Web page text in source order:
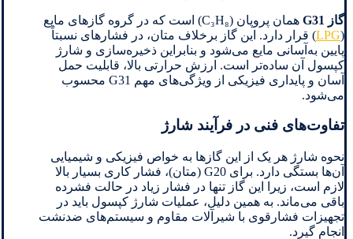
گاز G31
همان پروپان (C₃H₈) است که در گروه گازهای مایع
(
LPG) قرار دارد. این گاز برخلاف متان، در فشارهای نسبتاً
پایین به‌آسانی مایع می‌شود و بنابراین ذخیره‌سازی و شارژ
کپسول آن ساده‌تر است. ارزش حرارتی بالا، قابلیت حمل
آسان و پایداری فیزیکی از ویژگی‌های مهم G31 محسوب
می‌شود.
تفاوت‌های فنی در فرآیند شارژ
نحوه شارژ هر یک از این گازها به خواص فیزیکی و شیمیایی
آن‌ها بستگی دارد. برای G20 (متان)، فشار کاری بسیار بالا
لازم است، زیرا این گاز تنها در فشار زیاد در حالت فشرده
باقی می‌ماند. به همین دلیل، عملیات شارژ کپسول باید در
تجهیزات فشارقوی با شیرآلات مقاوم و سیستم‌های ضدنشت
انجام گیرد.